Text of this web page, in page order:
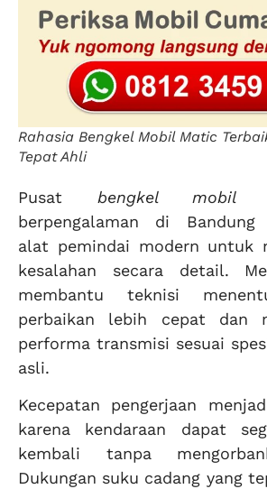
Rahasia Bengkel Mobil Matic
Tepat Ahli
Pusat bengkel mobil
berpengalaman di Bandung
alat pemindai modern untuk
kesalahan secara detail.
membantu teknisi
perbaikan lebih cepat dan
performa transmisi sesuai
asli.
Kecepatan pengerjaan
karena kendaraan dapat
kembali tanpa
Dukungan suku cadang yang